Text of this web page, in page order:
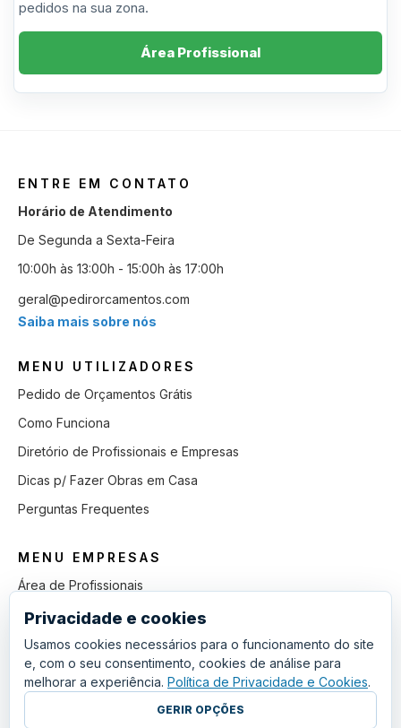
pedidos na sua zona.
Área Profissional
ENTRE EM CONTATO
Horário de Atendimento
De Segunda a Sexta-Feira
10:00h às 13:00h - 15:00h às 17:00h
geral@pedirorcamentos.com
Saiba mais sobre nós
MENU UTILIZADORES
Pedido de Orçamentos Grátis
Como Funciona
Diretório de Profissionais e Empresas
Dicas p/ Fazer Obras em Casa
Perguntas Frequentes
MENU EMPRESAS
Área de Profissionais
Como Funciona
Lista de Pedidos em Aberto
Como Ganhar mais Obras
Perguntas Frequentes
Privacidade e cookies
Usamos cookies necessários para o funcionamento do site
e, com o seu consentimento, cookies de análise para
melhorar a experiência. Política de Privacidade e Cookies.
GERIR OPÇÕES